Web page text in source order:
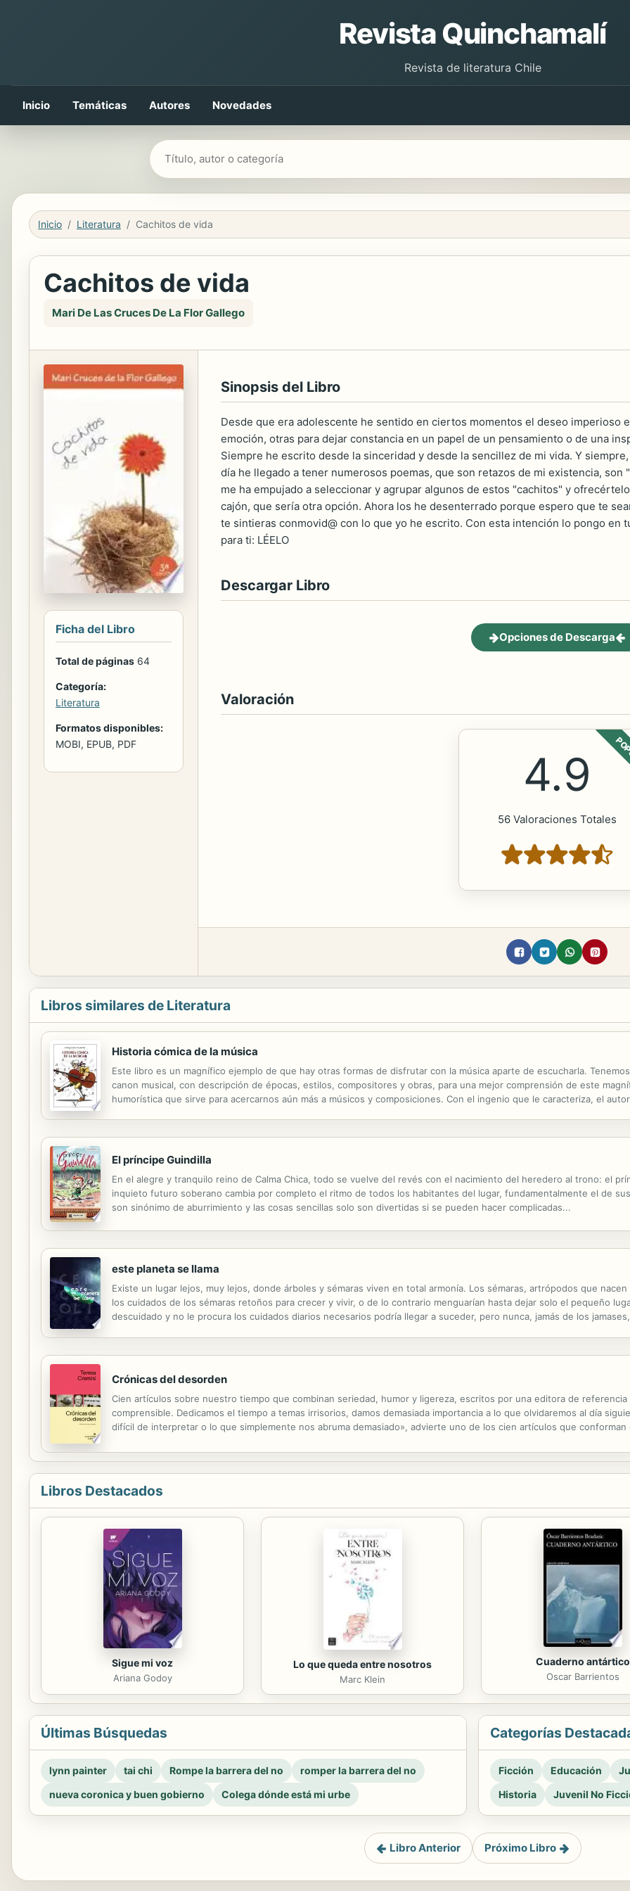
Revista Quinchamalí
Revista de literatura Chile
Inicio Temáticas Autores Novedades
Buscar libros
Inicio Literatura Cachitos de vida
Cachitos de vida
Mari De Las Cruces De La Flor Gallego
Ficha del Libro
Total de páginas 64
Categoría:
Literatura
Formatos disponibles:
MOBI, EPUB, PDF
Sinopsis del Libro
Desde que era adolescente he sentido en ciertos momentos el deseo imperioso
emoción, otras para dejar constancia en un papel de un pensamiento o de una
Siempre he escrito desde la sinceridad y desde la sencillez de mi vida. Y
día he llegado a tener numerosos poemas, que son retazos de mi existencia, son
me ha empujado a seleccionar y agrupar algunos de estos "cachitos" y
cajón, que sería otra opción. Ahora los he desenterrado porque espero que te
te sintieras conmovid@ con lo que yo he escrito. Con esta intención lo pongo en
para ti: LÉELO
Descargar Libro
Opciones de Descarga
Valoración
4.9
56 Valoraciones Totales
Libros similares de Literatura
Historia cómica de la música
Este libro es un magnífico ejemplo de que hay otras formas de disfrutar con la música aparte de escucharla.
canon musical, con descripción de épocas, estilos, compositores y obras, para una mejor comprensión de este
humorística que sirve para acercarnos aún más a músicos y composiciones. Con el ingenio que le caracteriza, el
El príncipe Guindilla
En el alegre y tranquilo reino de Calma Chica, todo se vuelve del revés con el nacimiento del heredero al trono: el
inquieto futuro soberano cambia por completo el ritmo de todos los habitantes del lugar, fundamentalmente el de
son sinónimo de aburrimiento y las cosas sencillas solo son divertidas si se pueden hacer complicadas...
este planeta se llama
Existe un lugar lejos, muy lejos, donde árboles y sémaras viven en total armonía. Los sémaras, artrópodos que
los cuidados de los sémaras retoños para crecer y vivir, o de lo contrario menguarían hasta dejar solo el pequeño
descuidado y no le procura los cuidados diarios necesarios podría llegar a suceder, pero nunca, jamás de los
Crónicas del desorden
Cien artículos sobre nuestro tiempo que combinan seriedad, humor y ligereza, escritos por una editora de
comprensible. Dedicamos el tiempo a temas irrisorios, damos demasiada importancia a lo que olvidaremos al día
difícil de interpretar o lo que simplemente nos abruma demasiado», advierte uno de los cien artículos que
Libros Destacados
Sigue mi voz
Ariana Godoy
Lo que queda entre nosotros
Marc Klein
Cuaderno antártico
Oscar Barrientos
Últimas Búsquedas
lynn painter tai chi Rompe la barrera del no
romper la barrera del no
nueva coronica y buen gobierno
Colega dónde está mi urbe
Categorías
Ficción Educación
Historia
Juvenil No
Libro Anterior Próximo Libro